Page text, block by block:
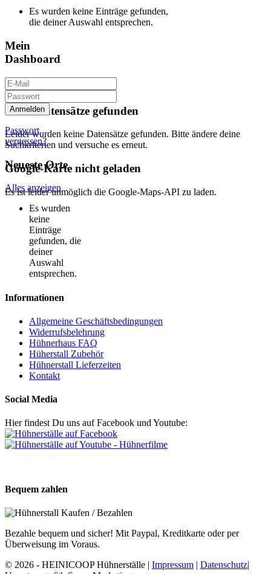
Keine Datensätze gefunden
Leider wurden keine Datensätze gefunden. Bitte ändere deine
Suchkriterien und versuche es erneut.
Google-Karte nicht geladen
Es ist leider unmöglich die Google-Maps-API zu laden.
Es wurden keine Einträge gefunden,
die deiner Auswahl entsprechen.
Mein
Dashboard
Passwort
vergessen?
Neueste Orte
Alles anzeigen
Es wurden
keine
Einträge
gefunden, die
deiner
Auswahl
entsprechen.
Informationen
Allgemeine Geschäftsbedingungen
Widerrufsbelehrung
Hühnerhaus FAQ
Hüherstall Zubehör
Hühnerstall Lieferzeiten
Kontakt
Social Media
Hier findest Du uns auf Facebook und Youtube:
Bequem zahlen
Bezahle bequem und sicher! Mit Paypal, Kreditkarte oder per
Überweisung im Voraus.
© 2026 - HEINICOOP Hühnerställe | Impressum | Datenschutz|